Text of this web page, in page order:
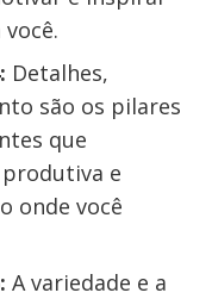
Detalhes,
são os pilares
que
e
onde você
A variedade e a